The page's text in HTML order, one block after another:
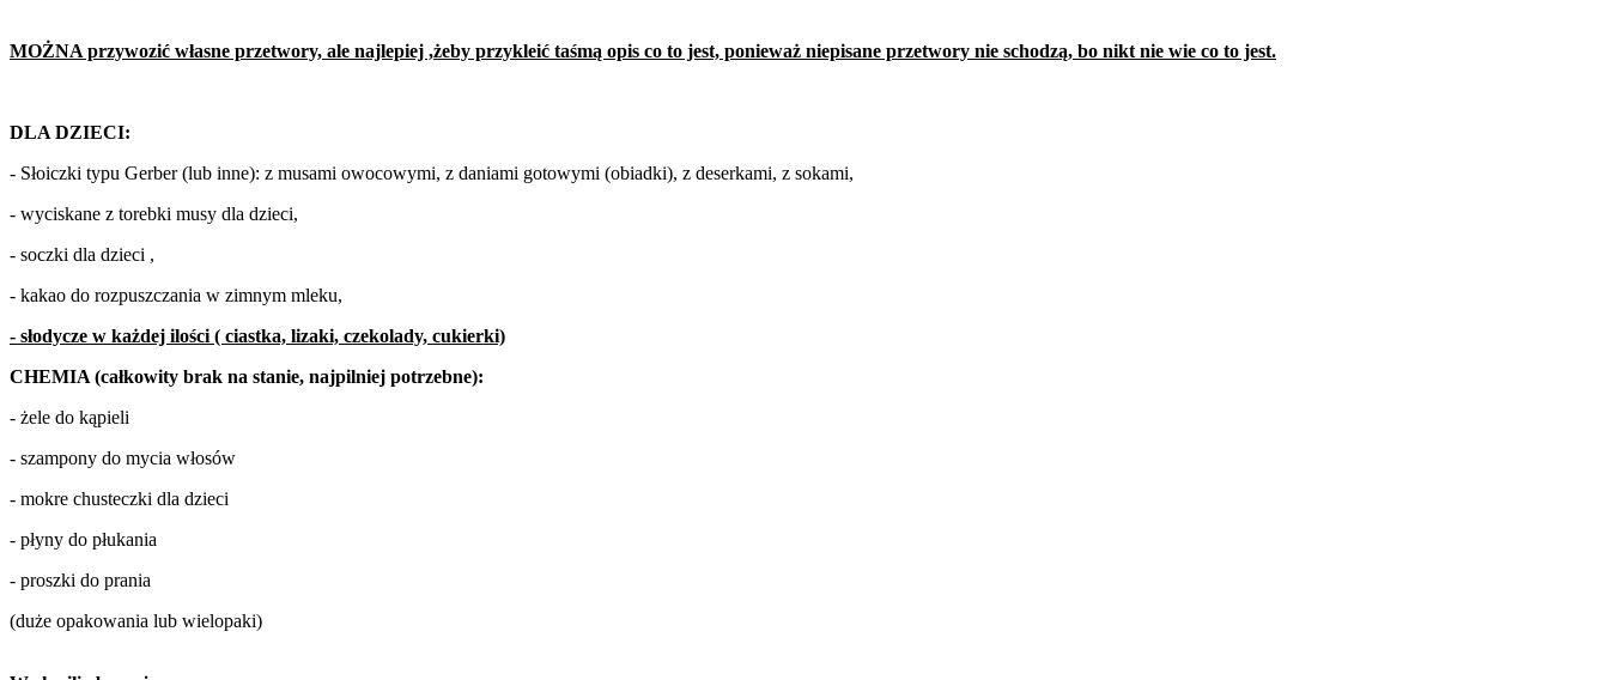
MOŻNA przywozić własne przetwory, ale najlepiej ,żeby przykleić taśmą opis co to jest, ponieważ niepisane przetwory nie schodzą, bo nikt nie wie co to jest.
DLA DZIECI:
- Słoiczki typu Gerber (lub inne): z musami owocowymi, z daniami gotowymi (obiadki), z deserkami, z sokami,
- wyciskane z torebki musy dla dzieci,
- soczki dla dzieci ,
- kakao do rozpuszczania w zimnym mleku,
- słodycze w każdej ilości ( ciastka, lizaki, czekolady, cukierki)
CHEMIA (całkowity brak na stanie, najpilniej potrzebne):
- żele do kąpieli
- szampony do mycia włosów
- mokre chusteczki dla dzieci
- płyny do płukania
- proszki do prania
(duże opakowania lub wielopaki)